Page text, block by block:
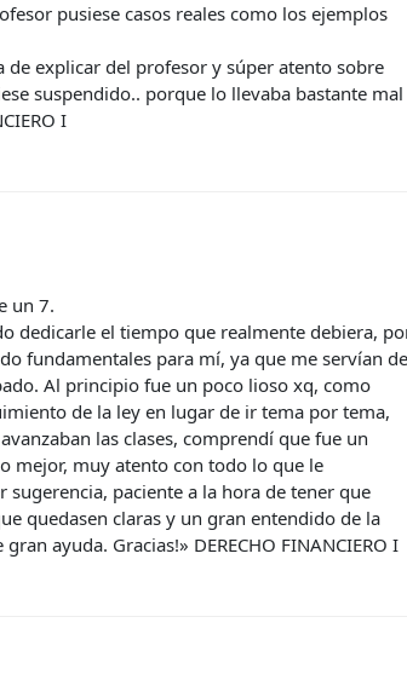
pusiese casos reales como los ejemplos
explicar del profesor y súper atento sobre
suspendido.. porque lo llevaba bastante mal
I
un 7.
dedicarle el tiempo que realmente debiera,
fundamentales para mí, ya que me servían
Al principio fue un poco lioso xq, como
de la ley en lugar de ir tema por tema,
las clases, comprendí que fue un
mejor, muy atento con todo lo que le
paciente a la hora de tener que
quedasen claras y un gran entendido de la
ayuda. Gracias!» DERECHO FINANCIERO I